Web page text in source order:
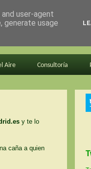
Aire Consultoría
y te lo
caña a quien
user-agent
generate usage